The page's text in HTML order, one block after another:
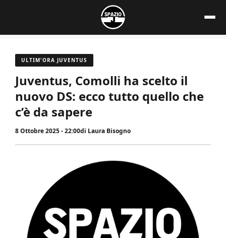
contenuto
ULTIM'ORA JUVENTUS
Juventus, Comolli ha scelto il
nuovo DS: ecco tutto quello che
c’è da sapere
8 Ottobre 2025 - 22:00di Laura Bisogno